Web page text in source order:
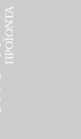
ΠΡΟΪΌΝΤΑ